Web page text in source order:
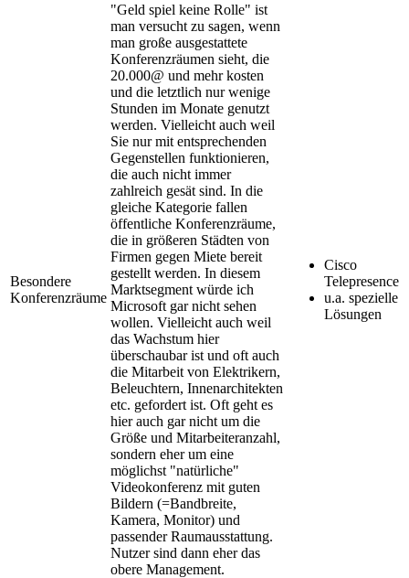
Besondere
Konferenzräume
"Geld spiel keine Rolle" ist
man versucht zu sagen, wenn
man große ausgestattete
Konferenzräumen sieht, die
20.000@ und mehr kosten
und die letztlich nur wenige
Stunden im Monate genutzt
werden. Vielleicht auch weil
Sie nur mit entsprechenden
Gegenstellen funktionieren,
die auch nicht immer
zahlreich gesät sind. In die
gleiche Kategorie fallen
öffentliche Konferenzräume,
die in größeren Städten von
Firmen gegen Miete bereit
gestellt werden. In diesem
Marktsegment würde ich
Microsoft gar nicht sehen
wollen. Vielleicht auch weil
das Wachstum hier
überschaubar ist und oft auch
die Mitarbeit von Elektrikern,
Beleuchtern, Innenarchitekten
etc. gefordert ist. Oft geht es
hier auch gar nicht um die
Größe und Mitarbeiteranzahl,
sondern eher um eine
möglichst "natürliche"
Videokonferenz mit guten
Bildern (=Bandbreite,
Kamera, Monitor) und
passender Raumausstattung.
Nutzer sind dann eher das
obere Management.
Cisco
Telepresence
u.a. spezielle
Lösungen